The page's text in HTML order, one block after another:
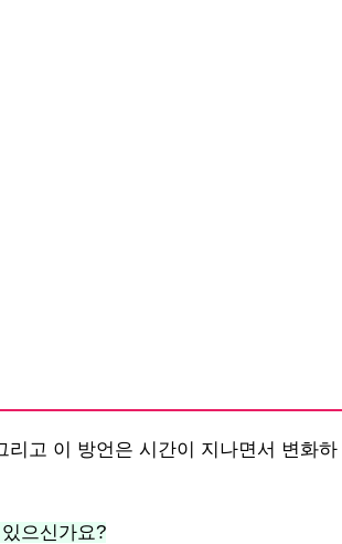
고 이 방언은 시간이 지나면서 변화하
으신가요?